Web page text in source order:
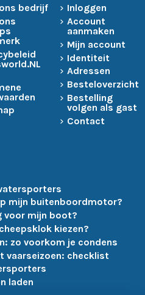
bedrijf
Inloggen
Account
aanmaken
Mijn account
Identiteit
Adressen
Besteloverzicht
Bestelling
volgen als gast
Contact
mijn buitenboordmotor?
voor mijn boot?
kiezen?
zo voorkom je condens
vaarseizoen: checklist
laden